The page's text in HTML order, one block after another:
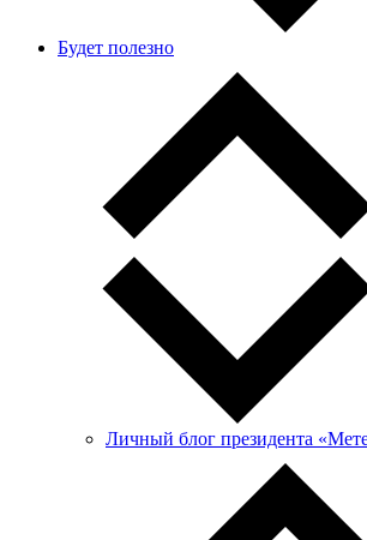
Будет полезно
Личный блог президента